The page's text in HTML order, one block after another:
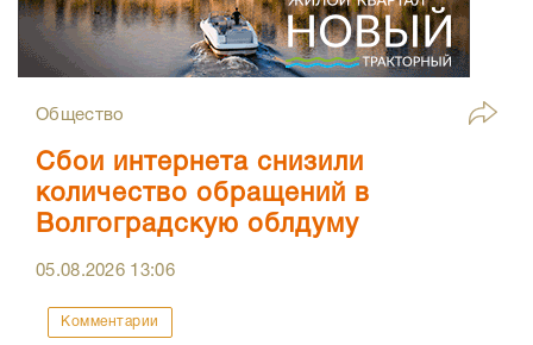
Общество
Сбои интернета снизили
количество обращений в
Волгоградскую облдуму
05.08.2026 13:06
Комментарии